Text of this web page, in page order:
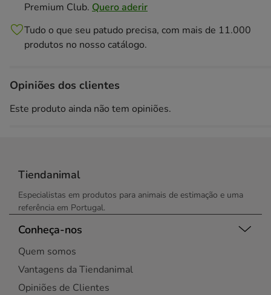
Premium Club. Quero aderir
Tudo o que seu patudo precisa, com mais de 11.000
produtos no nosso catálogo.
Opiniões dos clientes
Este produto ainda não tem opiniões.
Tiendanimal
Especialistas em produtos para animais de estimação e uma
referência em Portugal.
Conheça-nos
Quem somos
Vantagens da Tiendanimal
Opiniões de Clientes